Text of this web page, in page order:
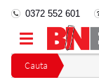
Cauta
0372 552 601